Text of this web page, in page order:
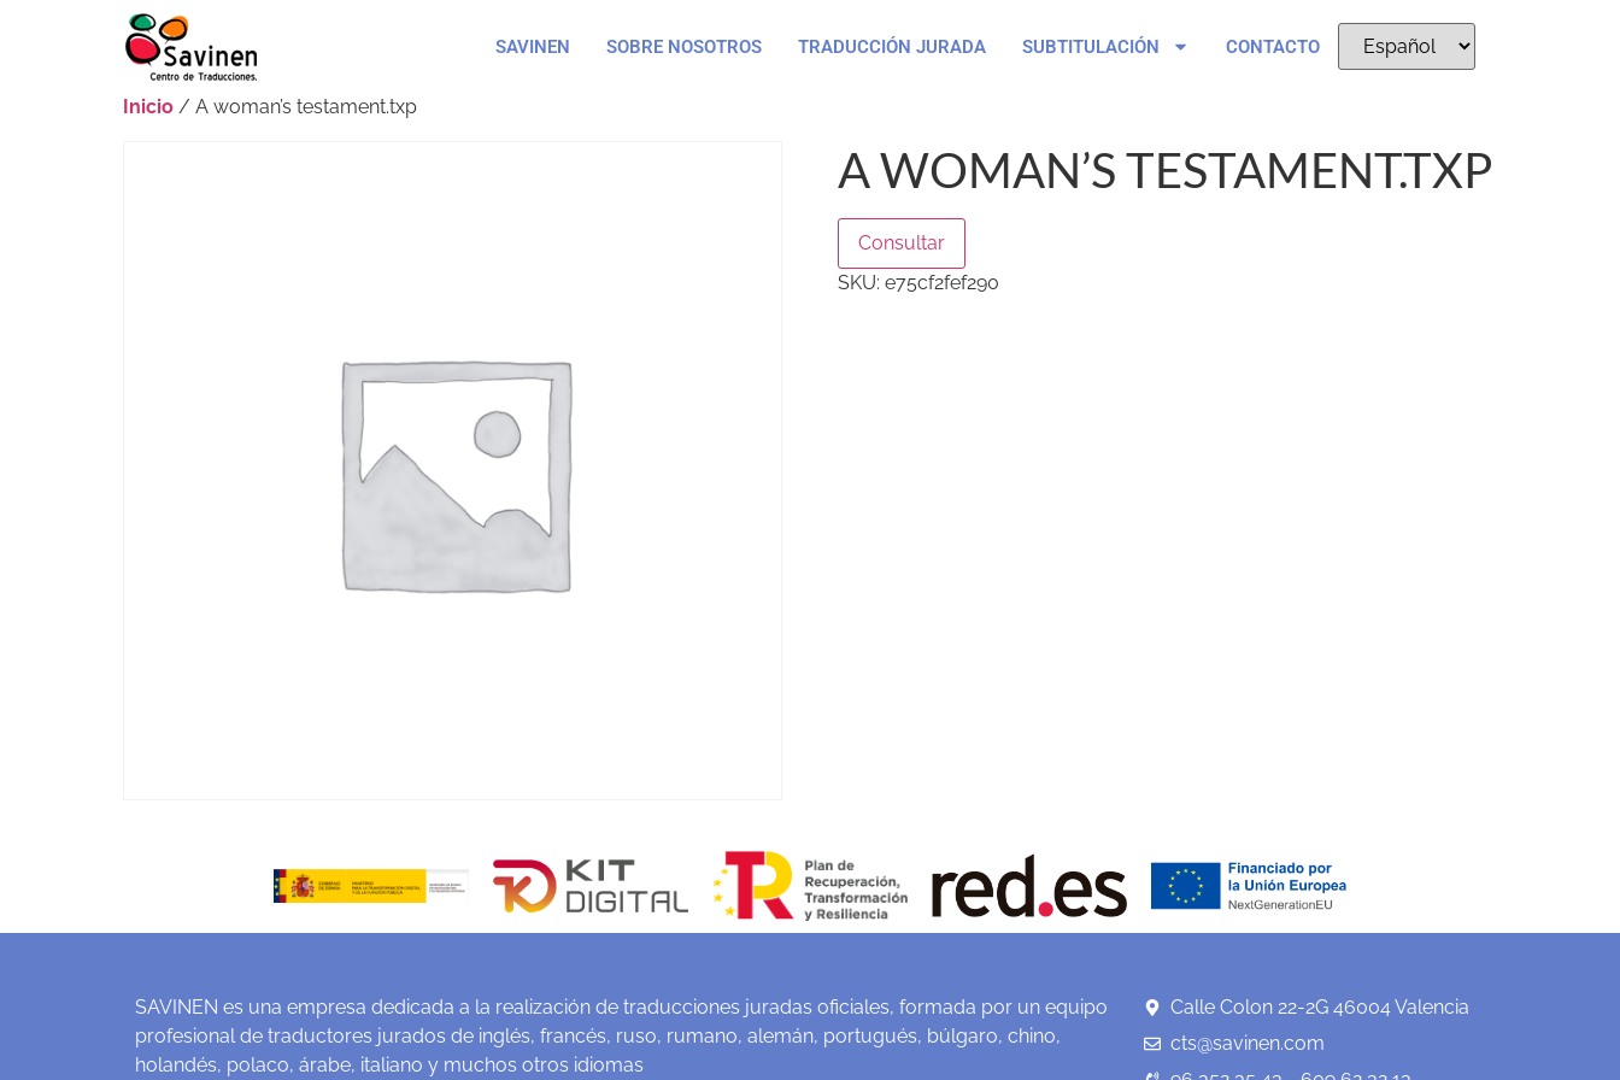
SAVINEN SOBRE NOSOTROS TRADUCCIÓN JURADA SUBTITULACIÓN CONTACTO
Inicio / A woman’s testament.txp
A WOMAN’S TESTAMENT.TXP
Consultar
SKU: e75cf2fef290
SAVINEN es una empresa dedicada a la realización de traducciones juradas oficiales, formada por un equipo
profesional de traductores jurados de inglés, francés, ruso, rumano, alemán, portugués, búlgaro, chino,
holandés, polaco, árabe, italiano y muchos otros idiomas
Calle Colon 22-2G 46004 Valencia
cts@savinen.com